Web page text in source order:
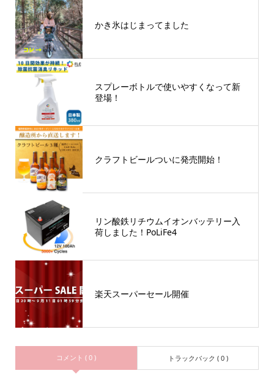
かき氷はじまってました
スプレーボトルで使いやすくなって新
登場！
クラフトビールついに発売開始！
リン酸鉄リチウムイオンバッテリー入
荷しました！PoLiFe4
楽天スーパーセール開催
コメント ( 0 ) トラックバック ( 0 )